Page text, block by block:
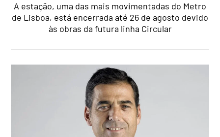
A estação, uma das mais movimentadas do Metro
de Lisboa, está encerrada até 26 de agosto devido
às obras da futura linha Circular